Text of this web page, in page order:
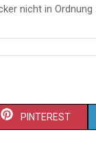
nicht in Ordnung
PINTEREST